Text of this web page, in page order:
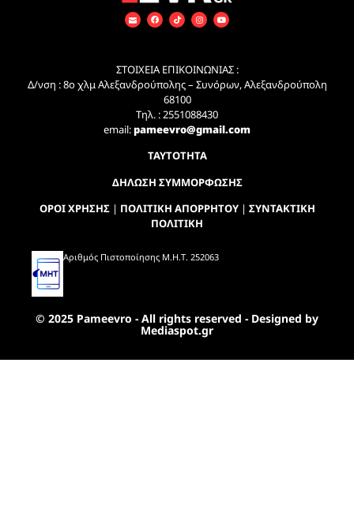
ΣΤΟΙΧΕΙΑ ΕΠΙΚΟΙΝΩΝΙΑΣ :
Δ/νση : 8ο χλμ Αλεξανδρούπολης – Συνόρων, Αλεξανδρούπολη
68100
Τηλ. : 2551088430
email:pameevro@gmail.com
ΤΑΥΤΟΤΗΤΑ
ΔΗΛΩΣΗ ΣΥΜΜΟΡΦΩΣΗΣ
ΟΡΟΙ ΧΡΗΣΗΣ| ΠΟΛΙΤΙΚΗ ΑΠΟΡΡΗΤΟΥ| ΣΥΝΤΑΚΤΙΚΗ
ΠΟΛΙΤΙΚΗ
Αριθμός Πιστοποίησης Μ.Η.Τ. 252063
© 2025 Pameevro - All rights reserved - Designed by
Mediaspot.gr